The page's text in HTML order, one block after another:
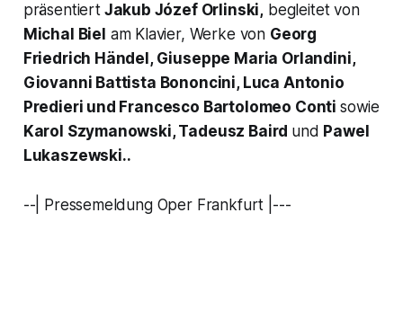
präsentiertJakub Józef Orlinski, begleitet von
Michal Biel am Klavier, Werke von Georg
Friedrich Händel, Giuseppe Maria Orlandini,
Giovanni Battista Bononcini, Luca Antonio
Predieri und Francesco Bartolomeo Conti sowie
Karol Szymanowski, Tadeusz Baird und Pawel
Lukaszewski..
--| Pressemeldung Oper Frankfurt |---